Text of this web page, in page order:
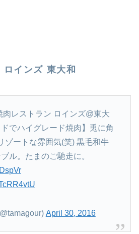
インズ 東大和
肉レストラン ロインズ@東大
でハイグレード焼肉】兎に角
ゾートな雰囲気(笑) 黒毛和牛
ル。たまのご馳走に。
April 30, 2016